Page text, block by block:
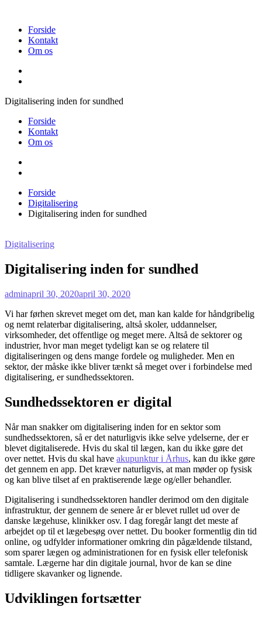
indholdForside
Kontakt
Om os
Digitalisering inden for sundhed
Forside
Kontakt
Om os
Forside
Digitalisering
Digitalisering inden for sundhed
Digitalisering
Digitalisering inden for sundhed
adminapril 30, 2020april 30, 2020
Vi har førhen skrevet meget om det, man kan kalde for håndgribelig
og nemt relaterbar digitalisering, altså skoler, uddannelser,
virksomheder, det offentlige og meget mere. Altså de sektorer og
industrier, hvor man meget tydeligt kan se og relatere til
digitaliseringen og dens mange fordele og muligheder. Men en
sektor, der måske ikke bliver tænkt så meget over i forbindelse med
digitalisering, er sundhedssektoren.
Sundhedssektoren er digital
Når man snakker om digitalisering inden for en sektor som
sundhedssektoren, så er det naturligvis ikke selve ydelserne, der er
blevet digitaliserede. Hvis du skal til lægen, kan du ikke gøre det
over nettet. Hvis du skal have akupunktur i Århus, kan du ikke gøre
det gennem en app. Det kræver naturligvis, at man møder op fysisk
og kan blive tilset af en praktiserende læge og/eller behandler.
Digitalisering i sundhedssektoren handler derimod om den digitale
infrastruktur, der gennem de senere år er blevet rullet ud over de
danske lægehuse, klinikker osv. I dag foregår langt det meste af
arbejdet op til et lægebesøg over nettet. Du booker formentlig din tid
online, og udfylder informationer omkring din pågældende tilstand,
som sparer lægen og administrationen for en fysisk eller telefonisk
samtale. Lægerne har din digitale journal, hvor de kan se dine
tidligere skavanker og lignende.
Udviklingen fortsætter